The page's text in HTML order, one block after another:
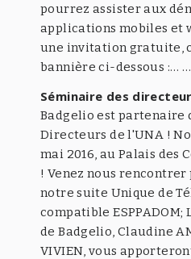
pourrez assister aux
applications mobiles et
une invitation gratuite,
bannière ci-dessous :…
Séminaire des
Badgelio est partenaire
Directeurs de l'UNA !
mai 2016, au Palais des
! Venez nous
notre suite Unique de
compatible
de Badgelio, Claudine
VIVIEN, vous